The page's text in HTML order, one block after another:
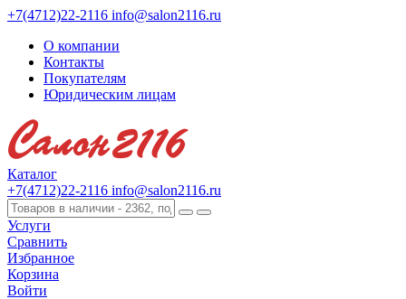
+7(4712)22-2116 info@salon2116.ru
О компании
Контакты
Покупателям
Юридическим лицам
Каталог
+7(4712)22-2116 info@salon2116.ru
Услуги
Сравнить
Избранное
Корзина
Войти